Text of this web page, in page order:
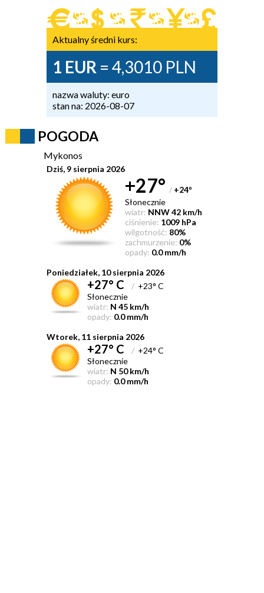
Aktualny średni kurs:
1 EUR = 4,3010 PLN
nazwa waluty: euro
stan na: 2026-08-07
POGODA
Mykonos
Dziś, 9 sierpnia 2026
+27° / +24°
Słonecznie
wiatr: NNW 42 km/h
ciśnienie: 1009 hPa
wilgotność: 80%
zachmurzenie: 0%
opady: 0.0 mm/h
Poniedziałek, 10 sierpnia 2026
+27° C /+23° C
Słonecznie
wiatr: N 45 km/h
opady: 0.0 mm/h
Wtorek, 11 sierpnia 2026
+27° C /+24° C
Słonecznie
wiatr: N 50 km/h
opady: 0.0 mm/h